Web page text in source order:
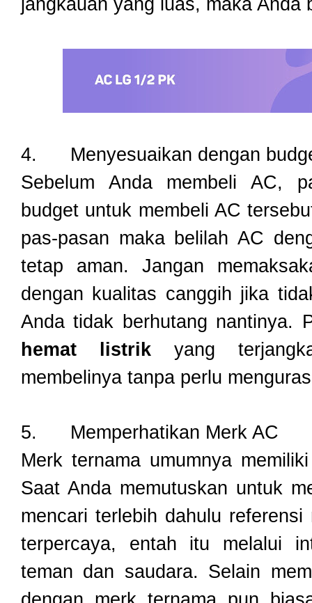
4.
Menyesuaikan dengan
Sebelum Anda membeli AC,
budget untuk membeli AC
pas-pasan maka belilah AC
tetap aman. Jangan
dengan kualitas canggih jika
Anda tidak berhutang nantinya.
hemat listrik yang
membelinya tanpa perlu
5.
Memperhatikan Merk AC
Merk ternama umumnya
Saat Anda memutuskan untuk
mencari terlebih dahulu
terpercaya, entah itu melalui
teman dan saudara. Selain